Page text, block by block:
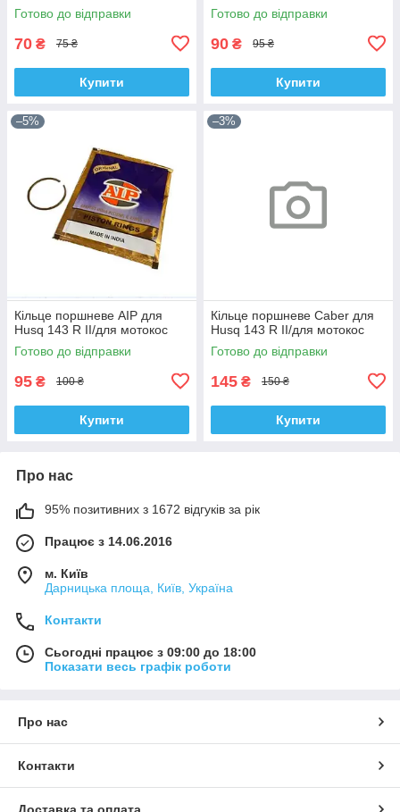
Готово до відправки
70 ₴ 75 ₴
Купити
Готово до відправки
90 ₴ 95 ₴
Купити
–5%
Кільце поршневе AIP для
Husq 143 R II/для мотокос
Готово до відправки
95 ₴ 100 ₴
Купити
–3%
Кільце поршневе Caber для
Husq 143 R II/для мотокос
Готово до відправки
145 ₴ 150 ₴
Купити
Про нас
95% позитивних з 1672 відгуків за рік
Працює з 14.06.2016
м. Київ
Дарницька площа, Київ, Україна
Контакти
Сьогодні працює з 09:00 до 18:00
Показати весь графік роботи
Про нас
Контакти
Доставка та оплата